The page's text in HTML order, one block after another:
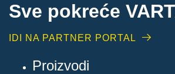
Sve pokreće
IDI NA PARTNER PORTAL
Proizvodi